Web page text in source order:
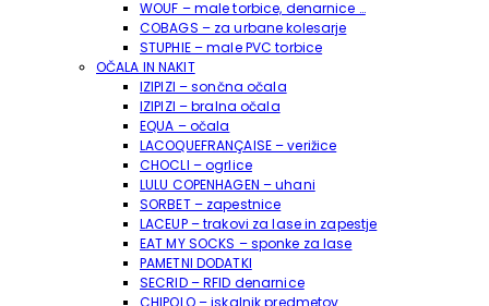
WOUF – male torbice, denarnice …
COBAGS – za urbane kolesarje
STUPHIE – male PVC torbice
OČALA IN NAKIT
IZIPIZI – sončna očala
IZIPIZI – bralna očala
EQUA – očala
LACOQUEFRANÇAISE – verižice
CHOCLI – ogrlice
LULU COPENHAGEN – uhani
SORBET – zapestnice
LACEUP – trakovi za lase in zapestje
EAT MY SOCKS – sponke za lase
PAMETNI DODATKI
SECRID – RFID denarnice
CHIPOLO – iskalnik predmetov